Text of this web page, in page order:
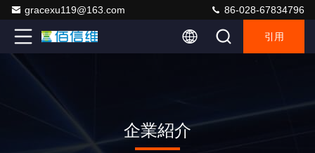
gracexu119@163.com 86-028-67834796
引用
企業紹介